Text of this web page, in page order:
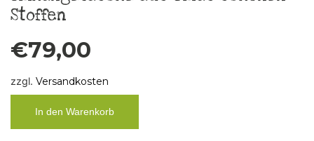
Stoffen
€79,00
zzgl. Versandkosten
In den Warenkorb